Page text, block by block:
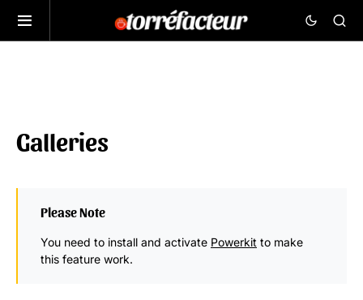
Galleries
Please Note
You need to install and activate Powerkit to make
this feature work.